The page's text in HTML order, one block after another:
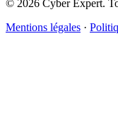
© 2026 Cyber Expert.
Mentions légales ·